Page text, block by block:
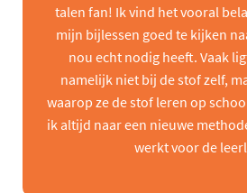
talen fan! Ik vind het vooral
mijn bijlessen goed te kijken
nou echt nodig heeft. Vaak
namelijk niet bij de stof zelf,
waarop ze de stof leren op
ik altijd naar een nieuwe
werkt voor de